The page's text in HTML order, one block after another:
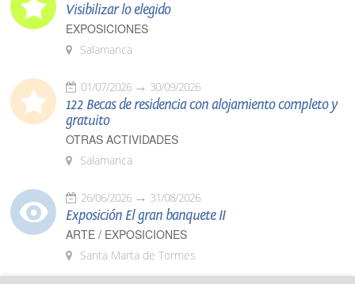
Visibilizar lo elegido
EXPOSICIONES
Salamanca
01/07/2026 30/09/2026
122 Becas de residencia con alojamiento completo y
gratuito
OTRAS ACTIVIDADES
Salamanca
26/06/2026 31/08/2026
Exposición El gran banquete II
ARTE / EXPOSICIONES
Santa Marta de Tormes